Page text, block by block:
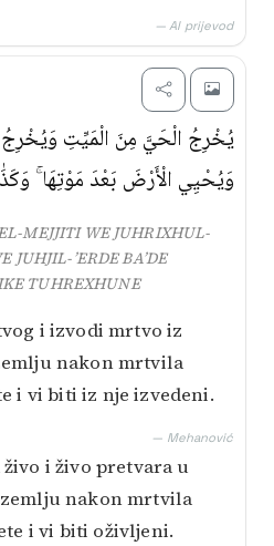
— AI prijevod
يُخْرِجُ الْحَيَّ مِنَ الْمَيِّتِ
وَيُحْيِي الْأَرْضَ بَعْدَ مَوْتِهَا
MEJJITI WE JUHRIXHUL-
JUHJIL-’ERDE BA’DE
TUHREXHUNE
i izvodi mrtvo iz
nakon mrtvila
i vi biti iz nje izvedeni.
— Mehanović
i živo pretvara u
nakon mrtvila
i vi biti oživljeni.